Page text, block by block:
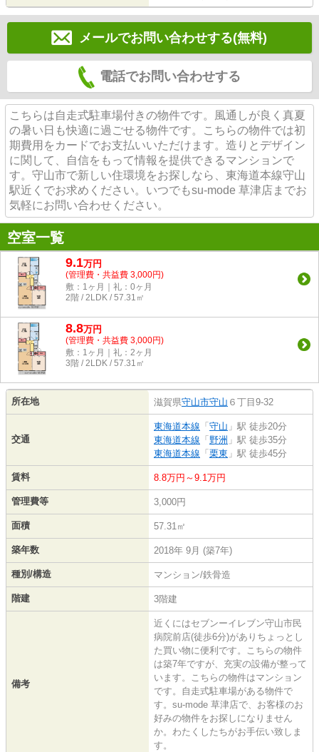
メールでお問い合わせする(無料)
電話でお問い合わせする
こちらは自走式駐車場付きの物件です。風通しが良く真夏
の暑い日も快適に過ごせる物件です。こちらの物件では初
期費用をカードでお支払いいただけます。造りとデザイン
に関して、自信をもって情報を提供できるマンションで
す。守山市で新しい住環境をお探しなら、東海道本線守山
駅近くでお求めください。いつでもsu-mode 草津店までお
気軽にお問い合わせください。
空室一覧
9.1万円
(管理費・共益費 3,000円)
敷：1ヶ月｜礼：0ヶ月
2階 / 2LDK / 57.31㎡
8.8万円
(管理費・共益費 3,000円)
敷：1ヶ月｜礼：2ヶ月
3階 / 2LDK / 57.31㎡
所在地 滋賀県守山市守山 ６丁目9-32
交通
東海道本線 「 守山 」駅 徒歩20分
東海道本線 「 野洲 」駅 徒歩35分
東海道本線 「 栗東 」駅 徒歩45分
賃料 8.8万円～9.1万円
管理費等 3,000円
面積 57.31㎡
築年数 2018年 9月 (築7年)
種別/構造 マンション/鉄骨造
階建 3階建
備考
近くにはセブンーイレブン守山市民
病院前店(徒歩6分)がありちょっとし
た買い物に便利です。こちらの物件
は築7年ですが、充実の設備が整って
います。こちらの物件はマンション
です。自走式駐車場がある物件で
す。su-mode 草津店で、お客様のお
好みの物件をお探しになりません
か。わたくしたちがお手伝い致しま
す。